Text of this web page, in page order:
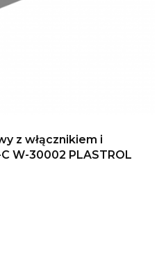
z włącznikiem i
W-30002 PLASTROL